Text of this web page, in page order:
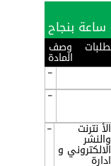
وصف
المادة
-
-
الأ نترنت
والنشر
الالكتروني و
ادارة
-